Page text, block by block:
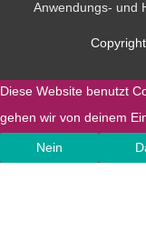
Anwendungs- und
Diese Website benutzt
gehen wir von deinem
Nein